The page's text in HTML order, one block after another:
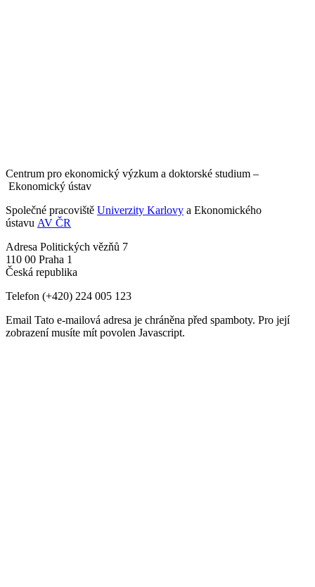
Centrum pro ekonomický výzkum a doktorské studium –
Ekonomický ústav
Společné pracoviště Univerzity Karlovy a Ekonomického
ústavu AV ČR
Adresa Politických vězňů 7
110 00 Praha 1
Česká republika
Telefon (+420) 224 005 123
Email Tato e-mailová adresa je chráněna před spamboty. Pro její
zobrazení musíte mít povolen Javascript.